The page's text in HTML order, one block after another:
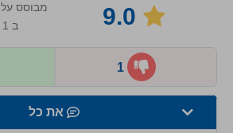
9.0 מבוסס על
ב 1 שפות
1
את כל